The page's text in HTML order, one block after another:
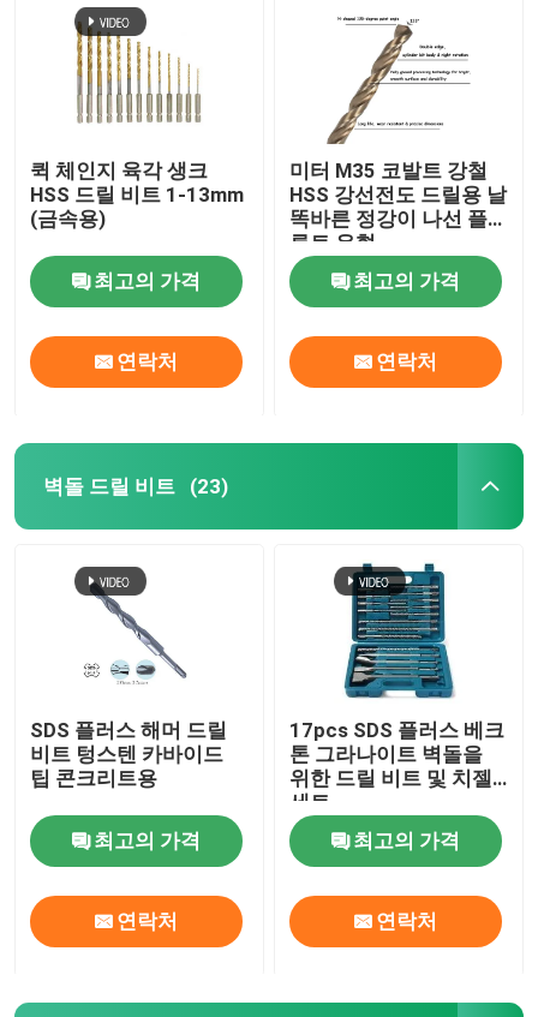
퀵 체인지 육각 생크
HSS 드릴 비트 1-13mm
(금속용)
최고의 가격
연락처
미터 M35 코발트 강철
HSS 강선전도 드릴용 날
똑바른 정강이 나선 플
루트 유형
최고의 가격
연락처
벽돌 드릴 비트 (23)
SDS 플러스 해머 드릴
비트 텅스텐 카바이드
팁 콘크리트용
최고의 가격
연락처
17pcs SDS 플러스 베크
톤 그라나이트 벽돌을
위한 드릴 비트 및 치젤
세트
최고의 가격
연락처